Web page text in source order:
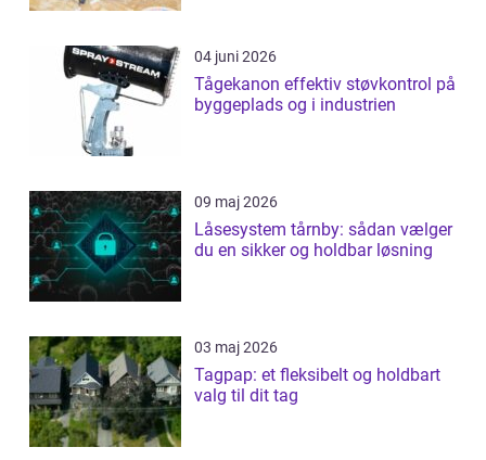
04 juni 2026
Tågekanon effektiv støvkontrol på
byggeplads og i industrien
09 maj 2026
Låsesystem tårnby: sådan vælger
du en sikker og holdbar løsning
03 maj 2026
Tagpap: et fleksibelt og holdbart
valg til dit tag